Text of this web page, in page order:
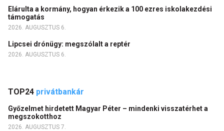
Elárulta a kormány, hogyan érkezik a 100 ezres iskolakezdési
támogatás
2026. AUGUSZTUS 6.
Lipcsei drónügy: megszólalt a reptér
2026. AUGUSZTUS 6.
TOP24 privátbankár
Győzelmet hirdetett Magyar Péter – mindenki visszatérhet a
megszokotthoz
2026. AUGUSZTUS 7.